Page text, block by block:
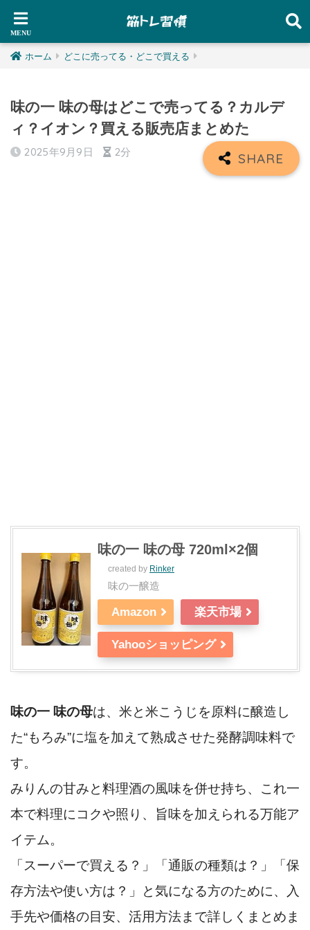
ホーム どこに売ってる・どこで買える
味の一 味の母はどこで売ってる？カルデ
ィ？イオン？買える販売店まとめた
2025年9月9日 2分
味の一 味の母 720ml×2個
created by Rinker
味の一醸造
Amazon 楽天市場
Yahooショッピング
味の一 味の母は、米と米こうじを原料に醸造し
た“もろみ”に塩を加えて熟成させた発酵調味料で
す。
みりんの甘みと料理酒の風味を併せ持ち、これ一
本で料理にコクや照り、旨味を加えられる万能ア
イテム。
「スーパーで買える？」「通販の種類は？」「保
存方法や使い方は？」と気になる方のために、入
手先や価格の目安、活用方法まで詳しくまとめま